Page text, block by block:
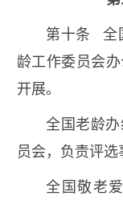
第十条 全
龄工作委员会
开展。
全国老龄
员会，负责评选
全国敬老